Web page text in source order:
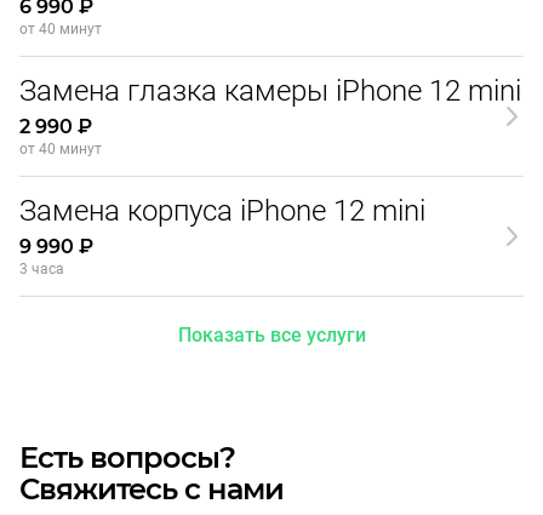
6 990 ₽
от 40 минут
Замена глазка камеры iPhone 12 mini
2 990 ₽
от 40 минут
Замена корпуса iPhone 12 mini
9 990 ₽
3 часа
Показать все услуги
Есть вопросы?
Свяжитесь с нами